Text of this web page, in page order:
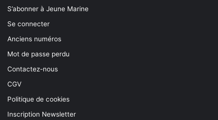
S’abonner à Jeune Marine
Se connecter
Anciens numéros
Mot de passe perdu
Contactez-nous
CGV
Politique de cookies
Inscription Newsletter